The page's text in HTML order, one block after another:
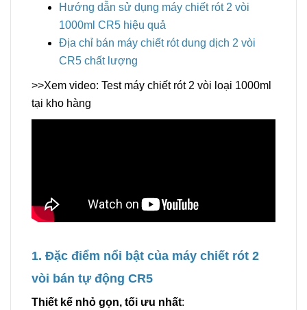
Hướng dẫn sử dụng máy chiết rót 2 vòi
1000ml CR5 hiệu quả
Địa chỉ bán máy chiết rót dung dịch 2 vòi
CR5 chất lượng
>>Xem video: Test máy chiết rót 2 vòi loại 1000ml
tại kho hàng
1. Đặc điểm nổi bật của máy chiết rót 2
vòi bán tự động CR5
Thiết kế nhỏ gọn, tối ưu nhất: